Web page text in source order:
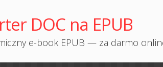
DOC na EPUB
e-book EPUB — za darmo